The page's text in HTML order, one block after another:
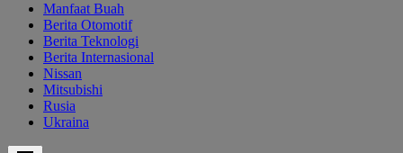
Manfaat Buah
Berita Otomotif
Berita Teknologi
Berita Internasional
Nissan
Mitsubishi
Rusia
Ukraina